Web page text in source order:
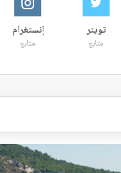
تويتر
متابع
إنستغرام
متابع